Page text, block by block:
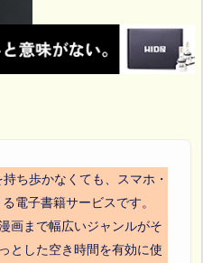
ち歩かなくても、スマホ・
電子書籍サービスです。
画まで幅広いジャンルがそ
とした空き時間を有効に使